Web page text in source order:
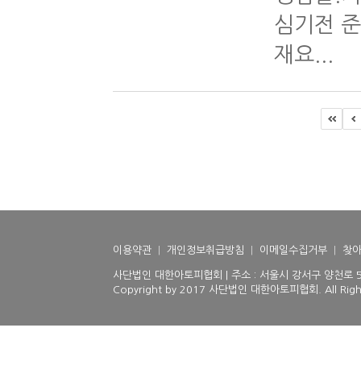
심기전
재요...
이용약관 개인정보취급방침 이메일수집거부 찾
사단법인 대한아토피협회 | 주소 : 서울시 강서구 양
Copyright by 2017 사단법인 대한아토피협회. All